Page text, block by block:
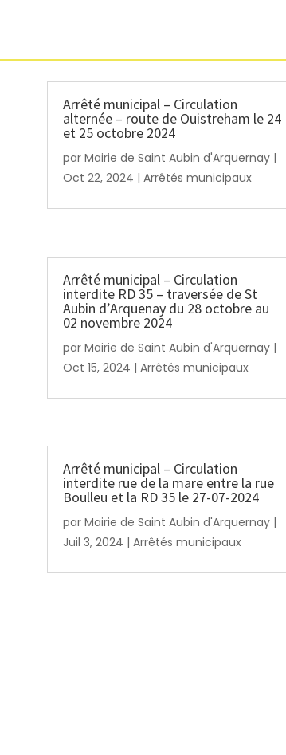
Arrêté municipal – Circulation
alternée – route de Ouistreham le 24
et 25 octobre 2024
par Mairie de Saint Aubin d'Arquernay|
Oct 22, 2024 | Arrêtés municipaux
Arrêté municipal – Circulation
interdite RD 35 – traversée de St
Aubin d’Arquenay du 28 octobre au
02 novembre 2024
par Mairie de Saint Aubin d'Arquernay|
Oct 15, 2024 | Arrêtés municipaux
Arrêté municipal – Circulation
interdite rue de la mare entre la rue
Boulleu et la RD 35 le 27-07-2024
par Mairie de Saint Aubin d'Arquernay|
Juil 3, 2024 | Arrêtés municipaux